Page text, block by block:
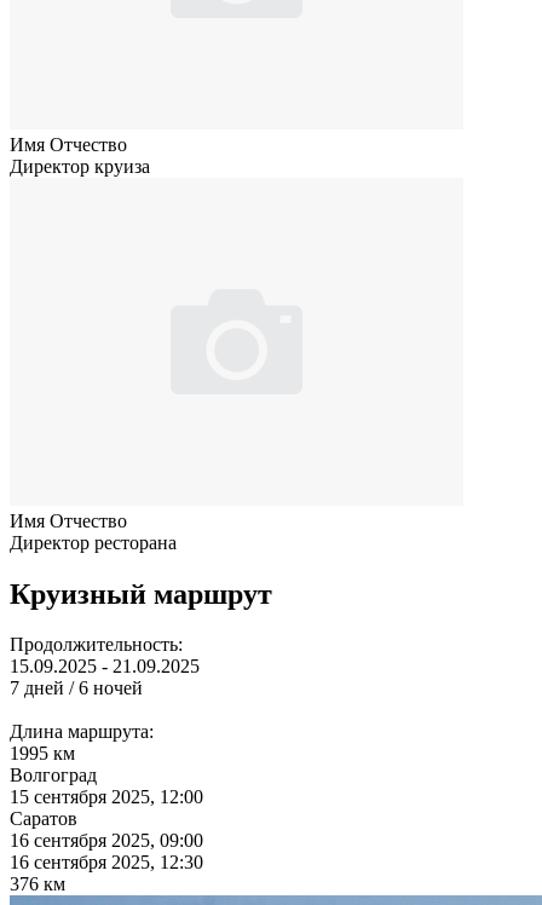
Имя Отчество
Директор круиза
Имя Отчество
Директор ресторана
Круизный маршрут
Продолжительность:
15.09.2025 - 21.09.2025
7 дней / 6 ночей
Длина маршрута:
1995 км
Волгоград
15 сентября 2025, 12:00
Саратов
16 сентября 2025, 09:00
16 сентября 2025, 12:30
376 км